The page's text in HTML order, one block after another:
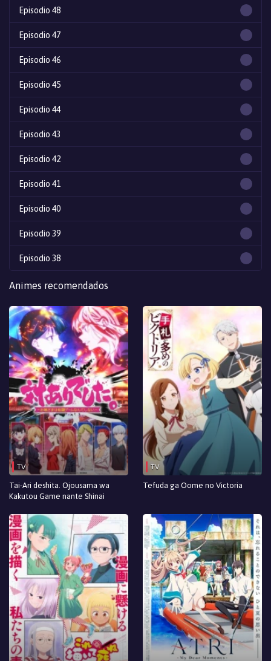
Episodio 48
Episodio 47
Episodio 46
Episodio 45
Episodio 44
Episodio 43
Episodio 42
Episodio 41
Episodio 40
Episodio 39
Episodio 38
Episodio 37
Episodio 36
Episodio 35
Episodio 34
Episodio 33
Episodio 32
Episodio 31
Episodio 30
Episodio 29
Episodio 27
Episodio 26
Episodio 25
Episodio 24
Episodio 23
Episodio 22
Animes recomendados
TV
Tai-Ari deshita. Ojousama wa
Kakutou Game nante Shinai
TV
Tefuda ga Oome no Victoria